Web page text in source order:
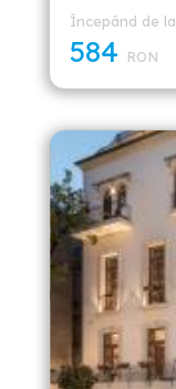
Începând de la
584 RON